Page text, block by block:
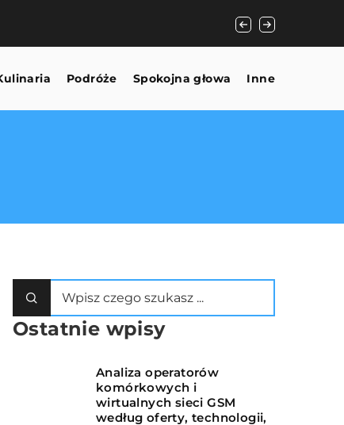
Zestawienie firm
zakresu usług
Podróże Spokojna głowa Inne
Ostatnie wpisy
Analiza operatorów
komórkowych i
wirtualnych sieci GSM
według oferty, technologii,